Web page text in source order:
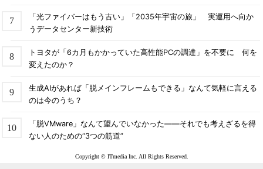
「光ファイバーはもう古い」「2035年宇宙の旅」 実運用へ向か
うデータセンター新技術
トヨタが「6カ月もかかっていた高性能PCの調達」を不要に 何を
変えたのか？
生成AIがあれば「脱メインフレームもできる」なんて気軽に言える
のは今のうち？
「脱VMware」なんて望んでいなかった――それでも考えざるを得
ない人のための“3つの筋道”
Copyright © ITmedia Inc. All Rights Reserved.